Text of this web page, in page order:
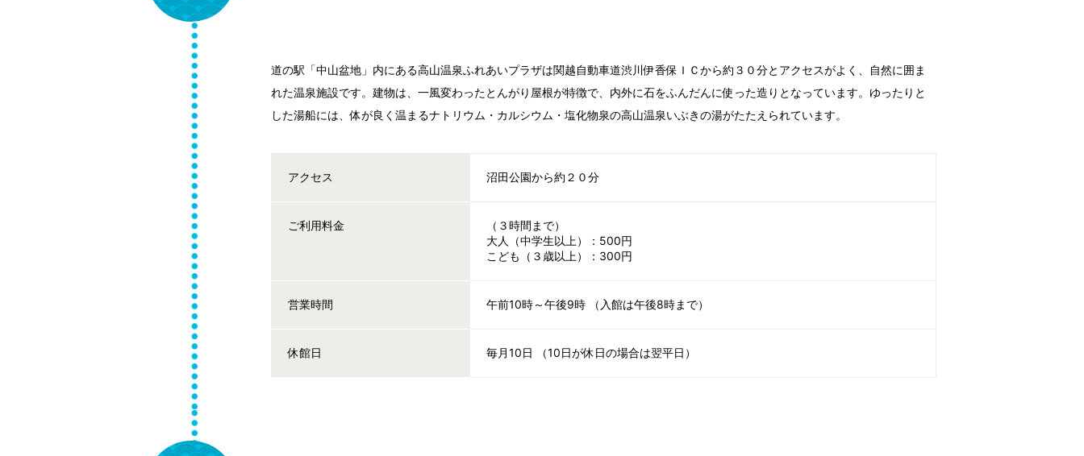
道の駅「中山盆地」内にある高山温泉ふれあいプラザは関越自動車道渋川伊香保ＩＣから約３０分とアクセスがよく、自然に囲ま
れた温泉施設です。建物は、一風変わったとんがり屋根が特徴で、内外に石をふんだんに使った造りとなっています。ゆったりと
した湯船には、体が良く温まるナトリウム・カルシウム・塩化物泉の高山温泉いぶきの湯がたたえられています。
アクセス 沼田公園から約２０分
ご利用料金
（３時間まで）
大人（中学生以上）：500円
こども（３歳以上）：300円
営業時間 午前10時～午後9時 （入館は午後8時まで）
休館日 毎月10日 （10日が休日の場合は翌平日）